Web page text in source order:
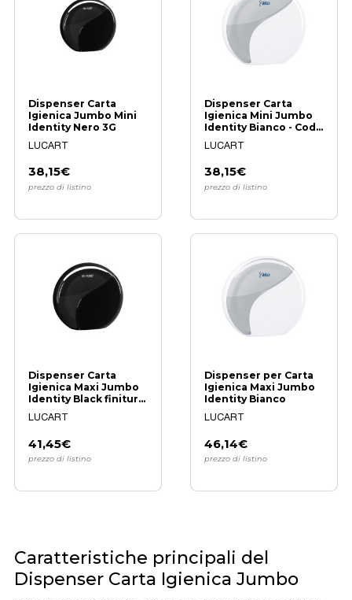
Dispenser Carta
Igienica Jumbo Mini
Identity Nero 3G
LUCART
38,15€
prezzo di listino
Dispenser Carta
Igienica Mini Jumbo
Identity Bianco - Cod.
LUCART
38,15€
prezzo di listino
Dispenser Carta
Igienica Maxi Jumbo
Identity Black finitura
nera
LUCART
41,45€
prezzo di listino
Dispenser per Carta
Igienica Maxi Jumbo
Identity Bianco
LUCART
46,14€
prezzo di listino
Caratteristiche principali del
Dispenser Carta Igienica Jumbo